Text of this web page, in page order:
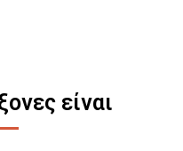
είναι